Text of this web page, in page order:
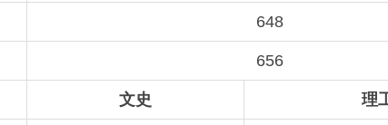
648
656
文史 理